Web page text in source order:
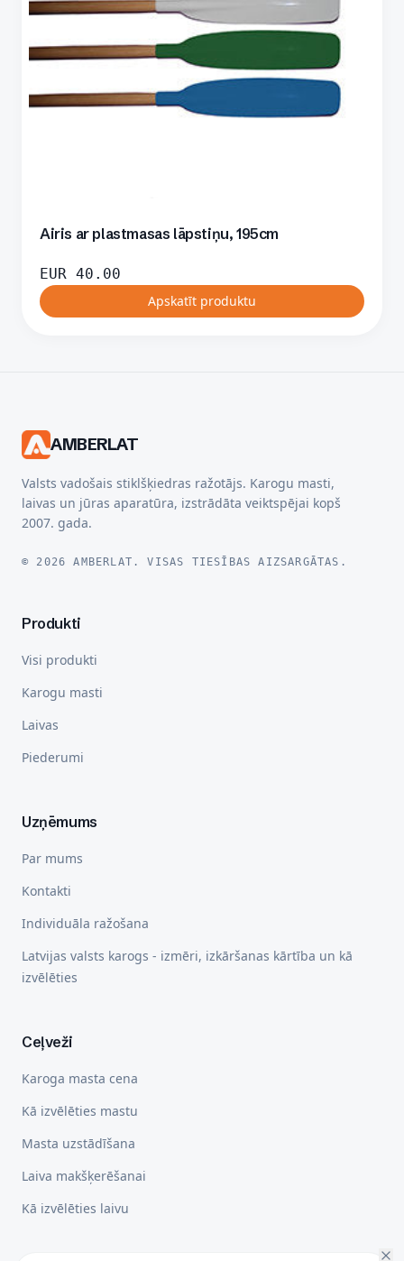
Airis ar plastmasas lāpstiņu, 195cm
EUR 40.00
Apskatīt produktu
AMBERLAT
Valsts vadošais stiklšķiedras ražotājs. Karogu masti,
laivas un jūras aparatūra, izstrādāta veiktspējai kopš
2007. gada.
© 2026 AMBERLAT. VISAS TIESĪBAS AIZSARGĀTAS.
Produkti
Visi produkti
Karogu masti
Laivas
Piederumi
Uzņēmums
Par mums
Kontakti
Individuāla ražošana
Latvijas valsts karogs - izmēri, izkāršanas kārtība un kā
izvēlēties
Ceļveži
Karoga masta cena
Kā izvēlēties mastu
Masta uzstādīšana
Laiva makšķerēšanai
Kā izvēlēties laivu